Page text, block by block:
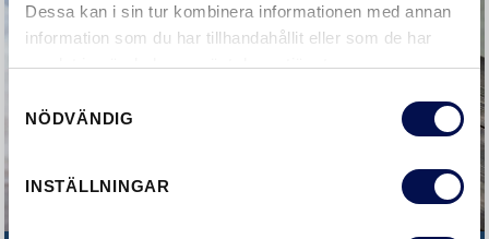
Dessa kan i sin tur kombinera informationen med annan
information som du har tillhandahållit eller som de har
samlat in när du har använt deras tjänster.
NÖDVÄNDIG
INSTÄLLNINGAR